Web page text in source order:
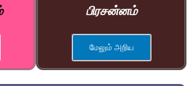
பிரசன்னம்
மேலும் அறிய